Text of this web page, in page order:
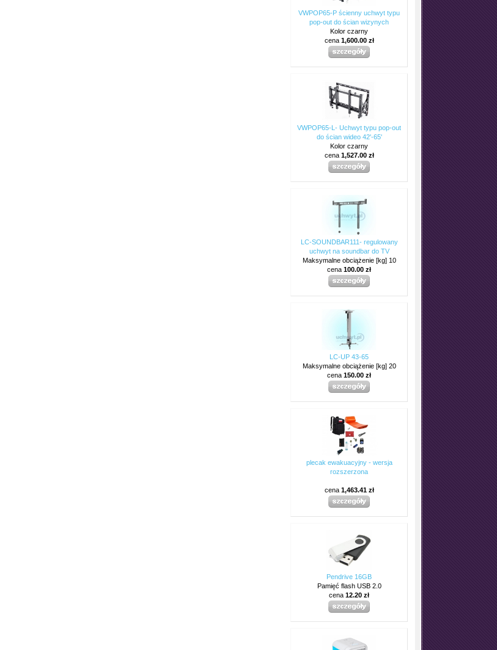
VWPOP65-P ścienny uchwyt typu
pop-out do ścian wizynych
Kolor czarny
cena 1,600.00 zł
VWPOP65-L- Uchwyt typu pop-out
do ścian wideo 42'-65'
Kolor czarny
cena 1,527.00 zł
LC-SOUNDBAR111- regulowany
uchwyt na soundbar do TV
Maksymalne obciążenie [kg] 10
cena 100.00 zł
LC-UP 43-65
Maksymalne obciążenie [kg] 20
cena 150.00 zł
plecak ewakuacyjny - wersja
rozszerzona
cena 1,463.41 zł
Pendrive 16GB
Pamięć flash USB 2.0
cena 12.20 zł